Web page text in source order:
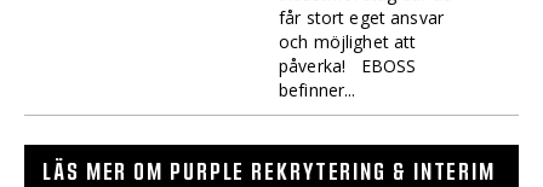
får stort eget ansvar
och möjlighet att
påverka! EBOSS
befinner...
LÄS MER OM PURPLE REKRYTERING & INTERIM